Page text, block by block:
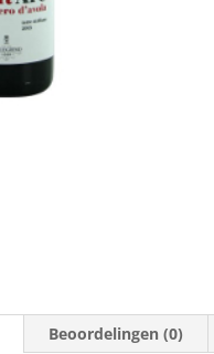
Beoordelingen (0)